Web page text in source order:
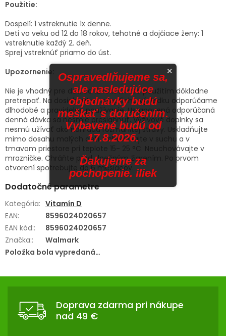
Použitie:
Dospelí: 1 vstreknutie 1x denne.
Deti vo veku od 12 do 18 rokov, tehotné a dojčiace ženy: 1
vstreknutie každý 2. deň.
Sprej vstreknúť priamo do úst.
Upozornenie:
Nie je vhodný pre deti do 12 rokov. Pred použitím dôkladne
pretrepať. Na dosiahnutie najlepšieho výsledku odporúčame
dlhodobé a pravidelné používanie. Ustanovená odporúčaná
denná dávka sa nesmie presiahnuť. Výživové doplnky sa
nesmú užívať ako náhrada rozmanitej stravy. Uskladňujte
mimo dosahu malých detí. Uchovávajte v suchu a v
tmavom priestore pri teplote 15- 25 °C. Neuchovávajte v
mrazničke. Chráňte pred slnečným žiarením. Po prvom
otvorení spotrebujte do 6 mesiacov.
Dodatočné parametre
Kategória: Vitamín D
EAN:
8596024020657
EAN kód::
8596024020657
Značka::
Walmark
Položka bola vypredaná…
Doprava zdarma pri nákupe
nad 49 €
×
Ospravedlňujeme sa,
ale nasledujúce
objednávky budú
meškať s doručením.
Vybavené budú od
17.8.2026.
Ďakujeme za
pochopenie. iliek